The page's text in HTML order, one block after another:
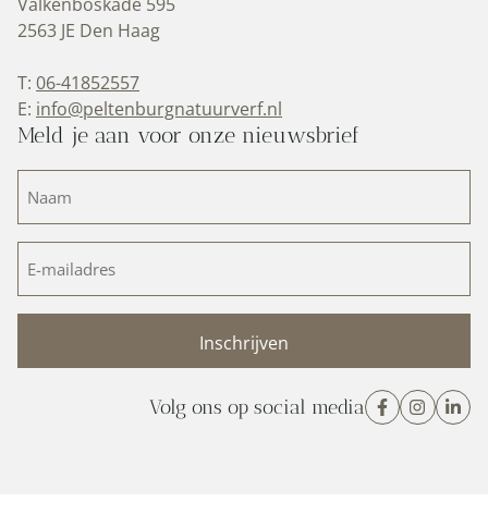
2563 JE Den Haag
T: 06-41852557
E: info@peltenburgnatuurverf.nl
Meld je aan voor onze nieuwsbrief
(Vereist)
mailadres
Volg ons op social media